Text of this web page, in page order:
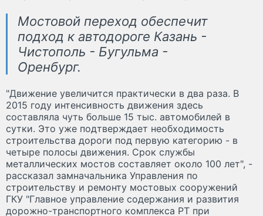
Мостовой переход обеспечит
подход к автодороге Казань -
Чистополь - Бугульма -
Оренбург.
"Движение увеличится практически в два раза. В
2015 году интенсивность движения здесь
составляла чуть больше 15 тыс. автомобилей в
сутки. Это уже подтверждает необходимость
строительства дороги под первую категорию - в
четыре полосы движения. Срок службы
металлических мостов составляет около 100 лет", -
рассказал замначальника Управления по
строительству и ремонту мостовых сооружений
ГКУ "Главное управление содержания и развития
дорожно-транспортного комплекса РТ при